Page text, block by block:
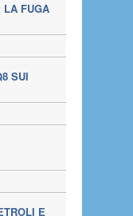
LA FUGA
SUI
E